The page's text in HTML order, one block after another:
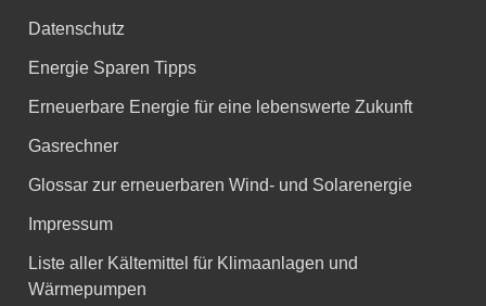
Datenschutz
Energie Sparen Tipps
Erneuerbare Energie für eine lebenswerte Zukunft
Gasrechner
Glossar zur erneuerbaren Wind- und Solarenergie
Impressum
Liste aller Kältemittel für Klimaanlagen und
Wärmepumpen